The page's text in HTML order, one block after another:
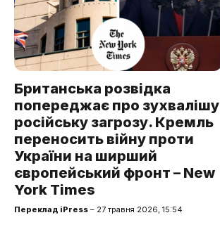
Британська розвідка
попереджає про зухвалішу
російську загрозу. Кремль
переносить війну проти
України на ширший
європейський фронт – New
York Times
Переклад iPress – 27 травня 2026, 15:54